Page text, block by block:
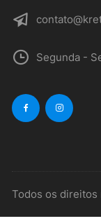
Segunda -
Todos os